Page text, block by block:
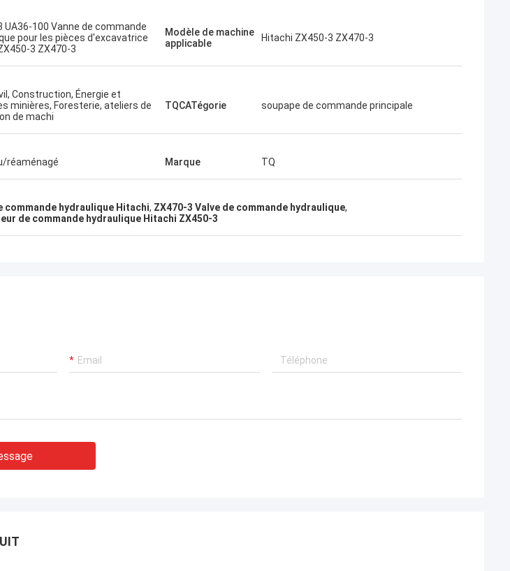
Un shopping agréable
professionnels et amicaux. Excellent
service et conseils amicaux, livraison
UA36-100 Vanne de commande
pour les pièces d'excavatrice
3 ZX470-3
Modèle de machine
applicable
Hitachi ZX450-3 ZX470-3
Construction, Énergie et
minières, Foresterie, ateliers de
de machi
TQCATégorie soupape de commande principale
réaménagé Marque TQ
commande hydraulique Hitachi, ZX470-3 Valve de commande hydraulique,
de commande hydraulique Hitachi ZX450-3